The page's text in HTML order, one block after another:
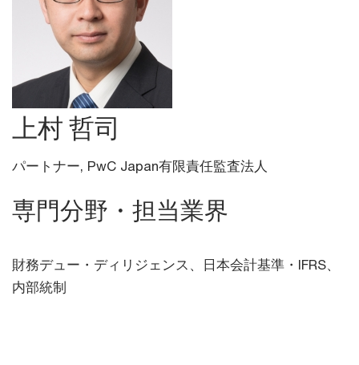
上村 哲司
パートナー, PwC Japan有限責任監査法人
専門分野・担当業界
財務デュー・ディリジェンス、日本会計基準・IFRS、
内部統制